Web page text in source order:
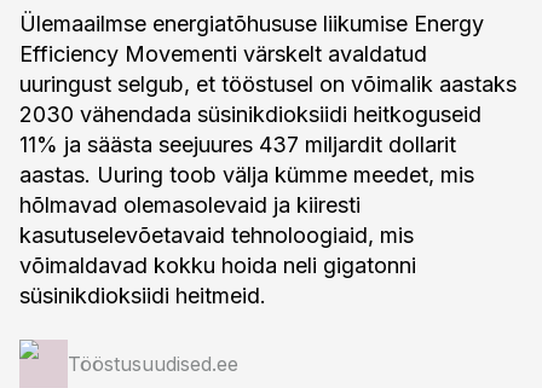
Ülemaailmse energiatõhususe liikumise Energy
Efficiency Movementi värskelt avaldatud
uuringust selgub, et tööstusel on võimalik aastaks
2030 vähendada süsinikdioksiidi heitkoguseid
11% ja säästa seejuures 437 miljardit dollarit
aastas. Uuring toob välja kümme meedet, mis
hõlmavad olemasolevaid ja kiiresti
kasutuselevõetavaid tehnoloogiaid, mis
võimaldavad kokku hoida neli gigatonni
süsinikdioksiidi heitmeid.
Tööstusuudised.ee